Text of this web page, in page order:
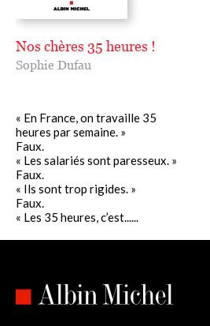
Nos chères 35 heures !
Sophie Dufau
« En France, on travaille 35
heures par semaine. »
Faux.
« Les salariés sont paresseux. »
Faux.
« Ils sont trop rigides. »
Faux.
« Les 35 heures, c’est......